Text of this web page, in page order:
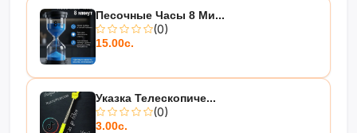
Песочные Часы 8 Ми...
(0)
15.00с.
Указка Телескопиче...
(0)
3.00с.